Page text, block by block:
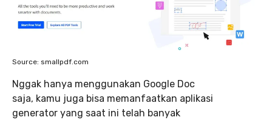
Source: smallpdf.com
Nggak hanya menggunakan Google Doc
saja, kamu juga bisa memanfaatkan aplikasi
generator yang saat ini telah banyak